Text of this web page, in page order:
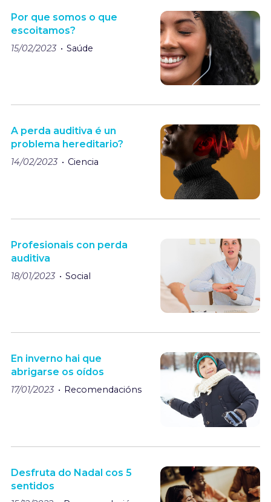
Por que somos o que
escoitamos?
15/02/2023 Saúde
A perda auditiva é un
problema hereditario?
14/02/2023 Ciencia
Profesionais con perda
auditiva
18/01/2023 Social
En inverno hai que
abrigarse os oídos
17/01/2023 Recomendacións
Desfruta do Nadal cos 5
sentidos